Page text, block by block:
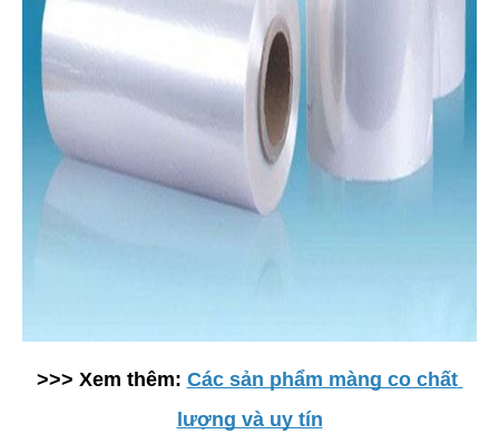
>>> Xem thêm: Các sản phẩm màng co chất
lượng và uy tín